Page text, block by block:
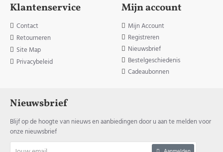
Klantenservice
Contact
Retourneren
Site Map
Privacybeleid
Mijn account
Mijn Account
Registreren
Nieuwsbrief
Bestelgeschiedenis
Cadeaubonnen
Nieuwsbrief
Blijf op de hoogte van nieuws en aanbiedingen door u aan te melden voor
onze nieuwsbrief